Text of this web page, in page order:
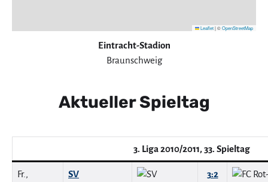
Leaflet|©OpenStreetMap
Eintracht-Stadion
Braunschweig
Aktueller Spieltag
3. Liga 2010/2011, 33. Spieltag
Fr.,
SV
3:2